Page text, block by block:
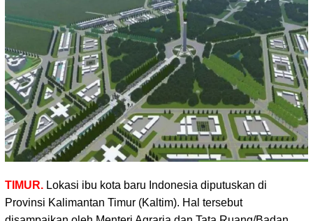
TIMUR. Lokasi ibu kota baru Indonesia diputuskan di
Provinsi Kalimantan Timur (Kaltim). Hal tersebut